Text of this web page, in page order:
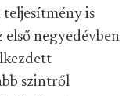
teljesítmény is
első negyedévben
szintről